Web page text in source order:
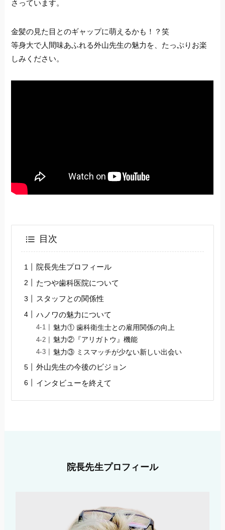
さっています。
金髪の見た目とのギャップに萌えるかも！？笑
等身大で人間味あふれる外山先生の魅力を、たっぷりお楽
しみください。
目次
院長先生プロフィール
たつや歯科医院について
スタッフとの関係性
ハノワの魅力について
魅力① 歯科衛生士との雇用関係の向上
魅力②『アリガトウ』機能
魅力③ ミスマッチが少ない新しい出会い
外山先生の今後のビジョン
インタビューを終えて
院長先生プロフィール